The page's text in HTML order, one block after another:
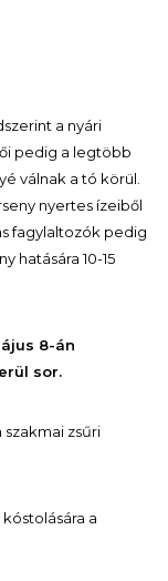
a nyári
pedig a legtöbb
válnak a tó körül.
nyertes ízeiből
fagylaltozók pedig
hatására 10-15
8-án
sor.
zsűri
a